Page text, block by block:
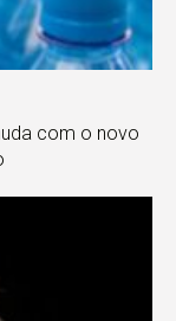
com o novo